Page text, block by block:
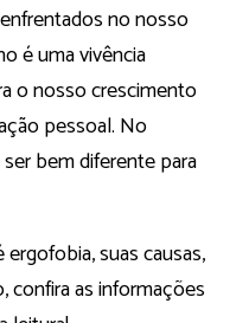
no nosso
é uma vivência
o nosso crescimento
pessoal. No
bem diferente para
suas causas,
as informações